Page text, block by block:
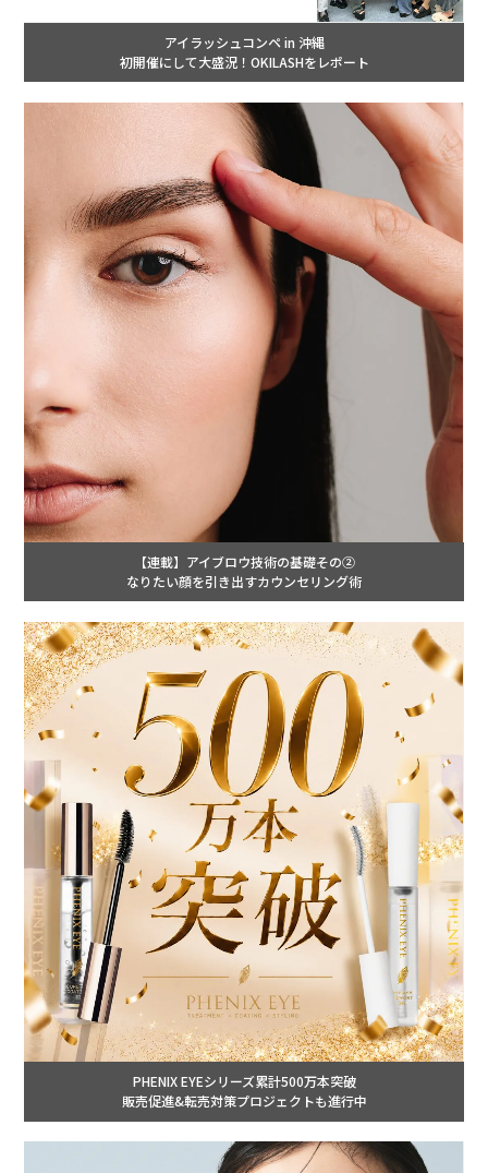
アイラッシュコンペ in 沖縄
初開催にして大盛況！OKILASHをレポート
【連載】アイブロウ技術の基礎その②
なりたい顔を引き出すカウンセリング術
PHENIX EYEシリーズ累計500万本突破
販売促進&転売対策プロジェクトも進行中